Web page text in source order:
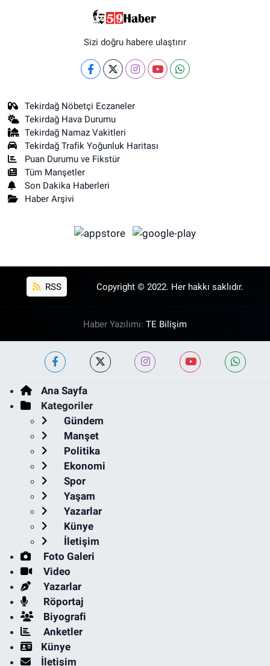
Sizi doğru habere ulaştırır
Tekirdağ Nöbetçi Eczaneler
Tekirdağ Hava Durumu
Tekirdağ Namaz Vakitleri
Tekirdağ Trafik Yoğunluk Haritası
Puan Durumu ve Fikstür
Tüm Manşetler
Son Dakika Haberleri
Haber Arşivi
RSS Copyright © 2022. Her hakkı saklıdır.
Haber Yazılımı: TE Bilişim
Ana Sayfa
Kategoriler
Gündem
Manşet
Politika
Ekonomi
Spor
Yaşam
Yazarlar
Künye
İletişim
Foto Galeri
Video
Yazarlar
Röportaj
Biyografi
Anketler
Künye
İletişim